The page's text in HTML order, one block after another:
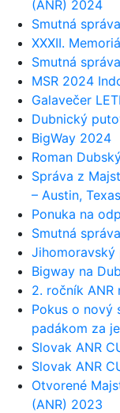
(ANR) 2024
Smutná
XXXII.
Smutná
MSR 2024
Galavečer
Dubnický
BigWay 2024
Roman
Správa z
– Austin,
Ponuka na
Smutná
Jihomoravský
Bigway na
2. ročník ANR
Pokus o nový
padákom za
Slovak ANR
Slovak ANR
Otvorené
(ANR) 2023